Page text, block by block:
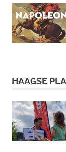
HAAGSE